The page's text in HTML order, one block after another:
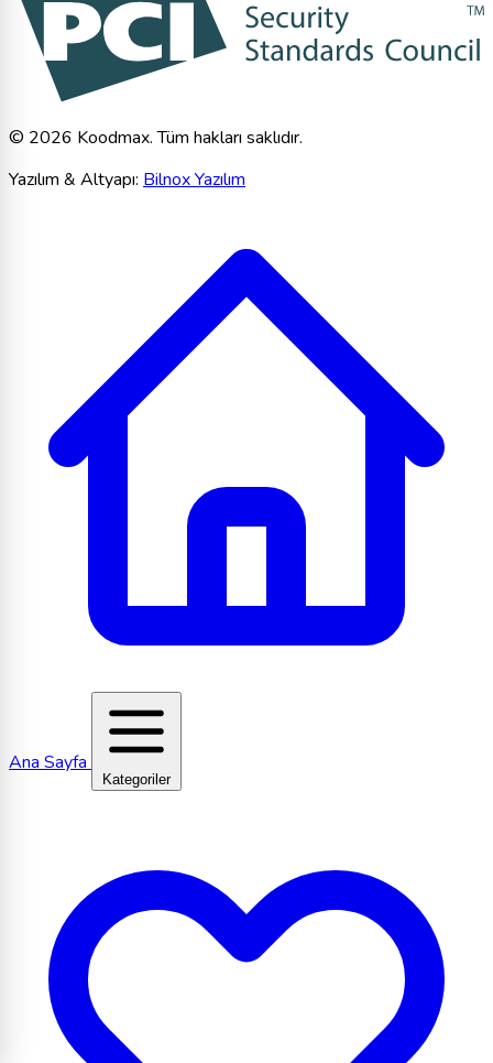
© 2026 Koodmax. Tüm hakları saklıdır.
Yazılım & Altyapı: Bilnox Yazılım
Ana Sayfa
Kategoriler